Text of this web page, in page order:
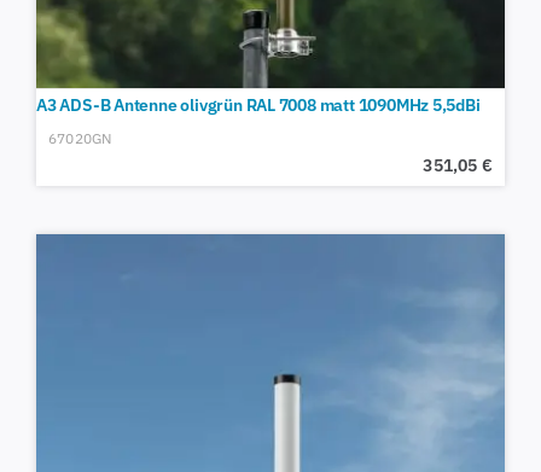
A3 ADS-B Antenne olivgrün RAL 7008 matt 1090MHz 5,5dBi
67020GN
351,05 €